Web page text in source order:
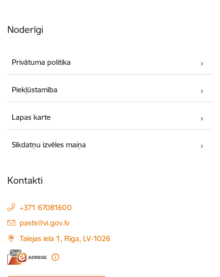
Noderīgi
Privātuma politika
Piekļūstamība
Lapas karte
Sīkdatņu izvēles maiņa
Kontakti
+371 67081600
E-pasts:
pasts@vi.gov.lv
Talejas iela 1, Rīga, LV-1026